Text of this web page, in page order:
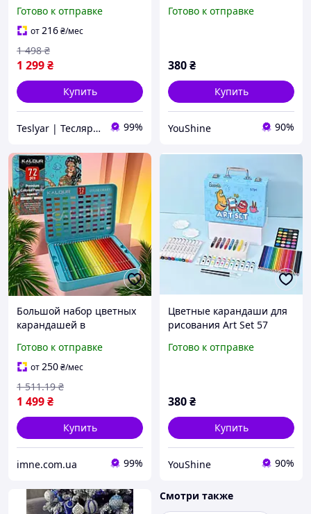
керамическими
жерновами
Готово к отправке
от216₴/мес
1 299₴
1 498 ₴
Купить
Teslyar | Тесляр | Всё для дома | Подарки | Опт 99%
фломастеров набор для
Готово к отправке
380₴
Купить
YouShine 90%
Большой набор цветных
карандашей в
для развития творчества
и рисования юному
художнику
Готово к отправке
от250₴/мес
1 499₴
1 511.19 ₴
Купить
imne.com.ua 99%
Цветные карандаши для
рисования Art Set 57
фломастеров набор для
Готово к отправке
380₴
Купить
YouShine 90%
Смотри также